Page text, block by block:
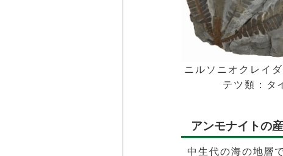
ニルソニオクレイ
テツ類：タ
アンモナイトの
中生代の海の地層